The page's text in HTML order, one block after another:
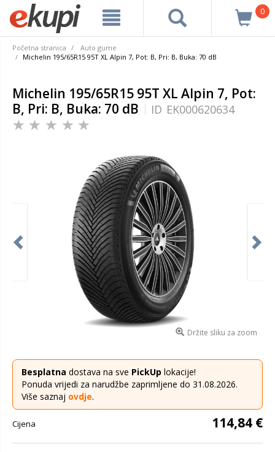
0
Početna stranica
Auto gume
Michelin 195/65R15 95T XL Alpin 7, Pot: B, Pri: B, Buka: 70 dB
Michelin 195/65R15 95T XL Alpin 7, Pot:
B, Pri: B, Buka: 70 dB
ID EK000620634
Držite sliku za zoom
Besplatna dostava na sve PickUp lokacije!
Ponuda vrijedi za narudžbe zaprimljene do 31.08.2026.
Više saznaj ovdje.
Cijena 114,84 €